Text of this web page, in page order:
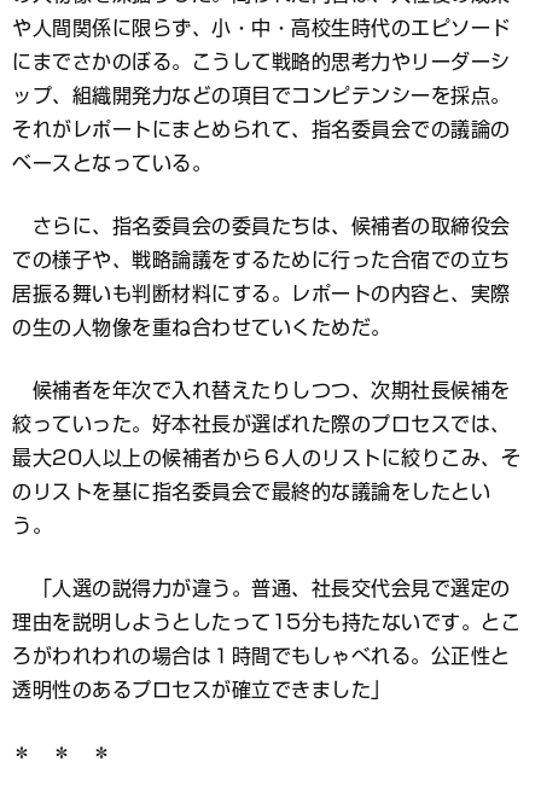
や人間関係に限らず、小・中・高校生時代のエピソード
にまでさかのぼる。こうして戦略的思考力やリーダーシ
ップ、組織開発力などの項目でコンピテンシーを採点。
それがレポートにまとめられて、指名委員会での議論の
ベースとなっている。
さらに、指名委員会の委員たちは、候補者の取締役会
での様子や、戦略論議をするために行った合宿での立ち
居振る舞いも判断材料にする。レポートの内容と、実際
の生の人物像を重ね合わせていくためだ。
候補者を年次で入れ替えたりしつつ、次期社長候補を
絞っていった。好本社長が選ばれた際のプロセスでは、
最大20人以上の候補者から６人のリストに絞りこみ、そ
のリストを基に指名委員会で最終的な議論をしたとい
う。
「人選の説得力が違う。普通、社長交代会見で選定の
理由を説明しようとしたって15分も持たないです。とこ
ろがわれわれの場合は１時間でもしゃべれる。公正性と
透明性のあるプロセスが確立できました」
＊ ＊ ＊